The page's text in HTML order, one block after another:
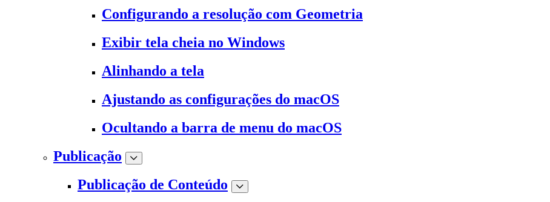
Configurando a resolução com Geometria
Exibir tela cheia no Windows
Alinhando a tela
Ajustando as configurações do macOS
Ocultando a barra de menu do macOS
Publicação
Publicação de Conteúdo